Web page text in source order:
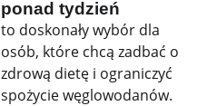
ponad tydzień
to doskonały wybór dla
osób, które chcą zadbać o
zdrową dietę i ograniczyć
spożycie węglowodanów.